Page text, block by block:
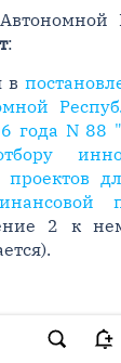
:
в
года N 88
2 к